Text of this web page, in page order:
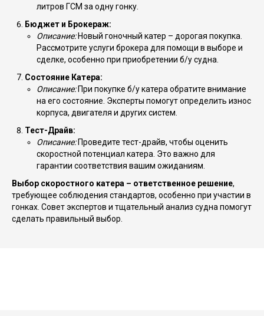
литров ГСМ за одну гонку.
Бюджет и Брокераж:
Описание:Новый гоночный катер – дорогая покупка.
Рассмотрите услуги брокера для помощи в выборе и
сделке, особенно при приобретении б/у судна.
Состояние Катера:
Описание:При покупке б/у катера обратите внимание
на его состояние. Эксперты помогут определить износ
корпуса, двигателя и других систем.
Тест-Драйв:
Описание:Проведите тест-драйв, чтобы оценить
скоростной потенциал катера. Это важно для
гарантии соответствия вашим ожиданиям.
Выбор скоростного катера – ответственное решение,
требующее соблюдения стандартов, особенно при участии в
гонках. Совет экспертов и тщательный анализ судна помогут
сделать правильный выбор.